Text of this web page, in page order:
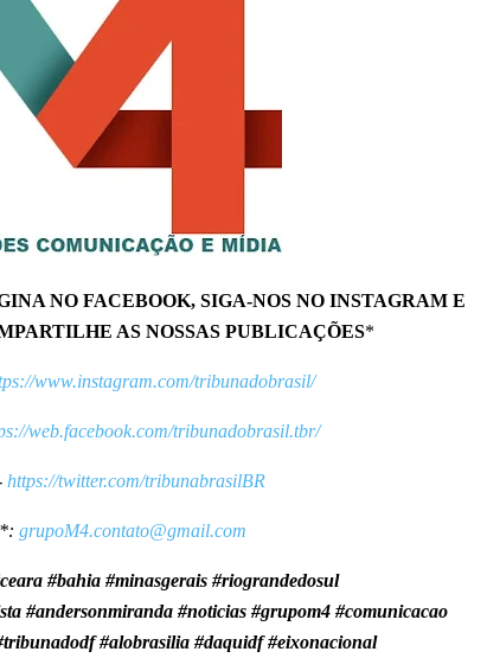
NO FACEBOOK, SIGA-NOS NO INSTAGRAM E
AS NOSSAS PUBLICAÇÕES*
www.instagram.com/tribunadobrasil/
web.facebook.com/tribunadobrasil.tbr/
https://twitter.com/tribunabrasilBR
grupoM4.contato@gmail.com
#bahia #minasgerais #riograndedosul
#andersonmiranda #noticias #grupom4 #comunicacao
#alobrasilia #daquidf #eixonacional